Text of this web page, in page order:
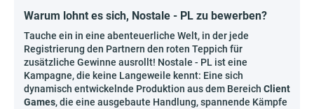
Warum lohnt es sich, Nostale - PL zu bewerben?
Tauche ein in eine abenteuerliche Welt, in der jede
Registrierung den Partnern den roten Teppich für
zusätzliche Gewinne ausrollt! Nostale - PL ist eine
Kampagne, die keine Langeweile kennt: Eine sich
dynamisch entwickelnde Produktion aus dem Bereich Client
Games, die eine ausgebaute Handlung, spannende Kämpfe